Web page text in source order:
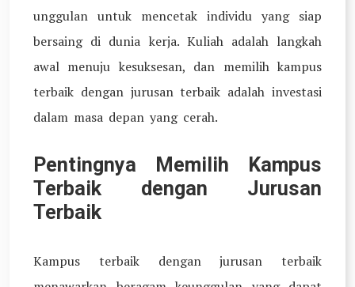
unggulan untuk mencetak individu yang siap
bersaing di dunia kerja. Kuliah adalah langkah
awal menuju kesuksesan, dan memilih kampus
terbaik dengan jurusan terbaik adalah investasi
dalam masa depan yang cerah.
Pentingnya Memilih Kampus
Terbaik dengan Jurusan
Terbaik
Kampus terbaik dengan jurusan terbaik